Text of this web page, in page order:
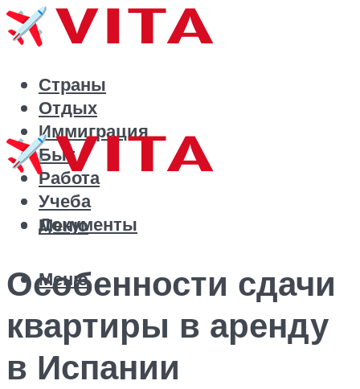
Страны
Отдых
Иммиграция
Быт
Работа
Учеба
Документы
Меню
Меню
Особенности сдачи
квартиры в аренду
в Испании